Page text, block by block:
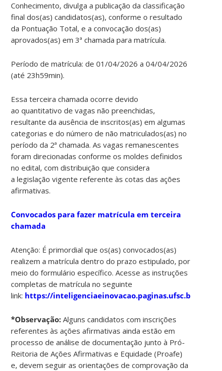
Conhecimento, divulga apublicação da classificação
final dos(as) candidatos(as), conforme o resultado
da Pontuação Total, e aconvocação dos(as)
aprovados(as) em 3ª chamada para matrícula.
Período de matrícula: de 01/04/2026 a 04/04/2026
(até 23h59min).
Essa terceira chamada ocorre devido
aoquantitativo de vagas não preenchidas,
resultante da ausência de inscritos(as) em algumas
categorias e do número de não matriculados(as) no
período da 2ª chamada. As vagas remanescentes
foram direcionadas conforme os moldes definidos
no edital, com distribuição que considera
alegislação vigente referente às cotas das ações
afirmativas.
Convocados para fazer matrícula em terceira
chamada
Atenção: Éprimordial que os(as) convocados(as)
realizem a matrículadentro do prazo estipulado, por
meio doformulário específico. Acesse asinstruções
completas de matrícula no seguinte
link: https://inteligenciaeinovacao.paginas.ufsc.br/
*Observação: Alguns candidatos com inscrições
referentes às ações afirmativas ainda estão em
processo de análise de documentação junto à Pró-
Reitoria de Ações Afirmativas e Equidade (Proafe)
e, devem seguir as orientações de comprovação da